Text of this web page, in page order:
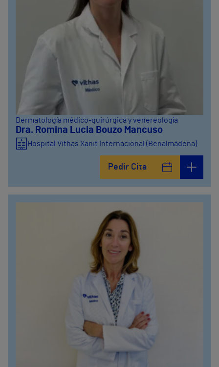
Dermatología médico-quirúrgica y venereología
Dra. Romina Lucia Bouzo Mancuso
Hospital Vithas Xanit Internacional (Benalmádena)
Pedir Cita